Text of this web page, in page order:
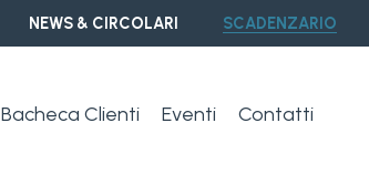
NEWS & CIRCOLARI SCADENZARIO
Bacheca Clienti Eventi Contatti